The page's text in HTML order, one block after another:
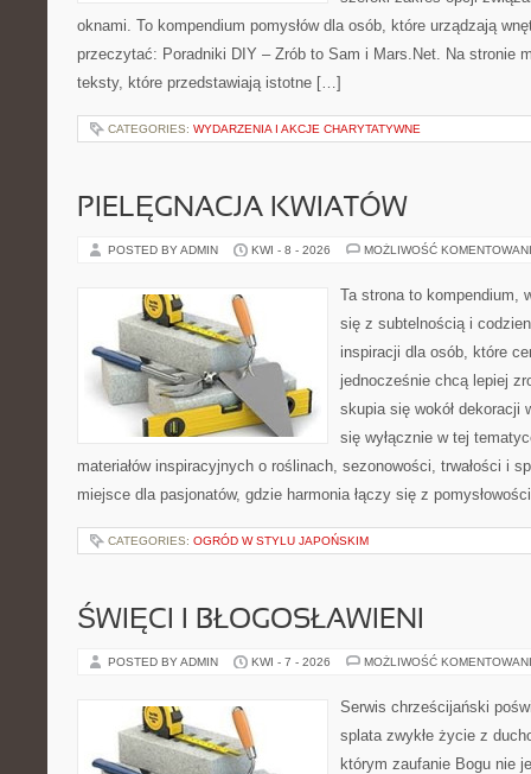
oknami. To kompendium pomysłów dla osób, które urządzają
przeczytać: Poradniki DIY – Zrób to Sam i Mars.Net. Na stronie
teksty, które przedstawiają istotne […]
CATEGORIES: WYDARZENIA I AKCJE CHARYTATYWNE
PIELĘGNACJA KWIATÓW
POSTED BY ADMIN KWI - 8 - 2026 MOŻLIWOŚĆ
Ta strona to kompendium,
się z subtelnością i
inspiracji dla osób, które
jednocześnie chcą lepiej
skupia się wokół dekoracji
się wyłącznie w tej
materiałów inspiracyjnych o roślinach, sezonowości, trwałości i
miejsce dla pasjonatów, gdzie harmonia łączy się z
CATEGORIES: OGRÓD W STYLU JAPOŃSKIM
ŚWIĘCI I BŁOGOSŁAWIENI
POSTED BY ADMIN KWI - 7 - 2026 MOŻLIWOŚĆ
Serwis chrześcijański
splata zwykłe życie z
którym zaufanie Bogu nie